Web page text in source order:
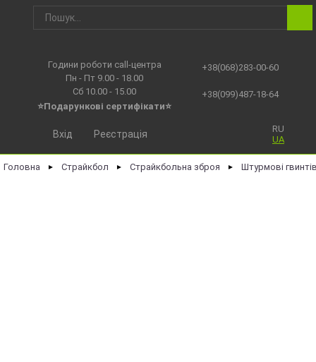
Години роботи call-центра
Пн - Пт 9.00 - 18.00
Сб 10.00 - 15.00
⭐Подарункові сертифікати⭐
+38(068)283-00-60
+38(099)487-18-64
RU
UA
Вхід Реєстрація
Головна ► Страйкбол ► Страйкбольна зброя ► Штурмові